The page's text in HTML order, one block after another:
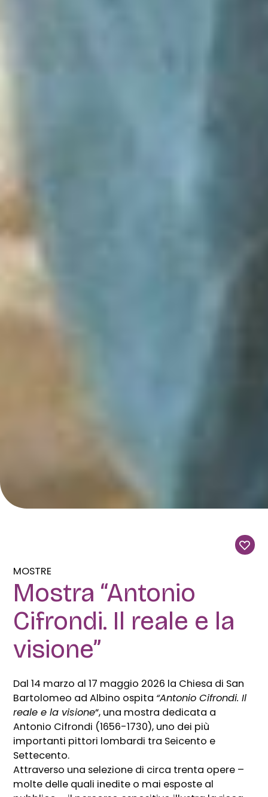
MOSTRE
Mostra “Antonio
Cifrondi. Il reale e la
visione”
Dal 14 marzo al 17 maggio 2026 la Chiesa di San
Bartolomeo ad Albino ospita “Antonio Cifrondi. Il
reale e la visione“, una mostra dedicata a
Antonio Cifrondi (1656-1730), uno dei più
importanti pittori lombardi tra Seicento e
Settecento.
Attraverso una selezione di circa trenta opere –
molte delle quali inedite o mai esposte al